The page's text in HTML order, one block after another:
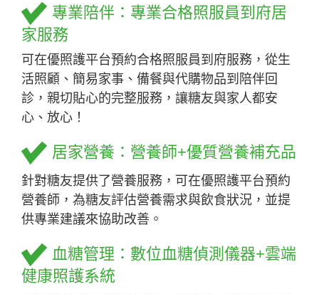
專業陪伴：專業合格照服員到府居
家服務
可在優照護平台預約合格照服員到府服務，從生
活照顧、簡易家事、備餐與代購物品到陪伴回
診，親切貼心的完整服務，讓糖友與家人都安
心、放心！
居家營養：營養師+優質營養補充品
針對糖友提供了營養服務，可在優照護平台預約
營養師，為糖友評估營養需求與飲食狀況，並提
供專業建議來協助改善。
血糖管理：數位血糖偵測儀器+雲端
健康照護系統